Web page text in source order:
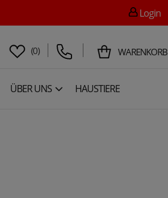
Login
(0) WARENKORB
ÜBER UNS HAUSTIERE